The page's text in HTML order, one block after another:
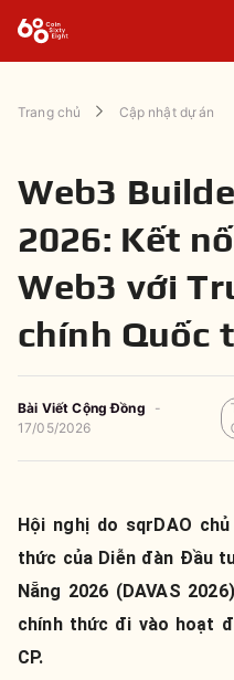
Trang chủ Cập nhật dự án
Web3
2026: Kết
Web3 với
chính Quốc
Bài Viết Cộng Đồng
-
17/05/2026
Hội nghị do sqrDAO
thức của Diễn đàn Đầu
Nẵng 2026 (DAVAS
chính thức đi vào hoạt
CP.